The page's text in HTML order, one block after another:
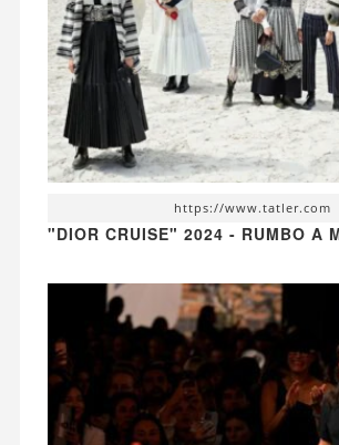
https://www.tatler.com
"DIOR CRUISE" 2024 - RUMBO A